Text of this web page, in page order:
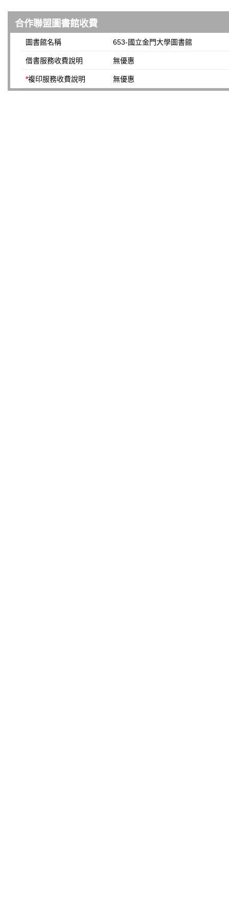
合作聯盟圖書館收費
圖書館名稱 653-國立金門大學圖書館
借書服務收費說明 無優惠
*複印服務收費說明 無優惠